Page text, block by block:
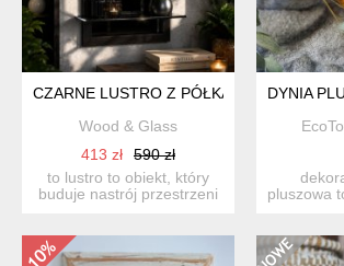
CZARNE LUSTRO Z PÓŁKĄ
Wood & Glass
413 zł
590 zł
to lustro to obiekt, który
buduje nastrój przestrzeni
DYNIA
pluszowa